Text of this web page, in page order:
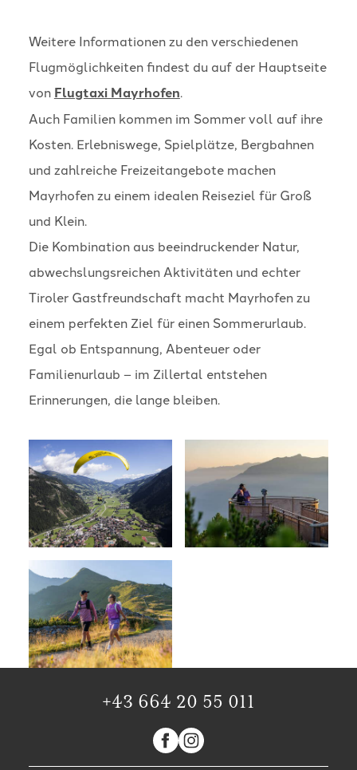
Weitere Informationen zu den verschiedenen
Flugmöglichkeiten findest du auf der Hauptseite
von Flugtaxi Mayrhofen.
Auch Familien kommen im Sommer voll auf ihre
Kosten. Erlebniswege, Spielplätze, Bergbahnen
und zahlreiche Freizeitangebote machen
Mayrhofen zu einem idealen Reiseziel für Groß
und Klein.
Die Kombination aus beeindruckender Natur,
abwechslungsreichen Aktivitäten und echter
Tiroler Gastfreundschaft macht Mayrhofen zu
einem perfekten Ziel für einen Sommerurlaub.
Egal ob Entspannung, Abenteuer oder
Familienurlaub – im Zillertal entstehen
Erinnerungen, die lange bleiben.
+43 664 20 55 011